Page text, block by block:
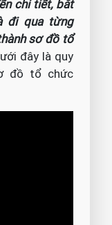
chi tiết, bắt
đi qua từng
sơ đồ tổ
đây là quy
đồ tổ chức